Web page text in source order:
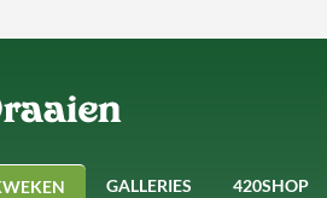
GALLERIES
420SHOP